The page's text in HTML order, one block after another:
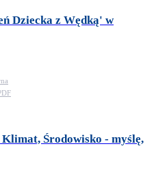
Dziecka z Wędką' w
Środowisko - myślę,